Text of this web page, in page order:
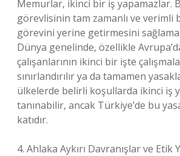
Memurlar, ikinci bir iş yapamazlar.
görevlisinin tam zamanlı ve verimli
görevini yerine getirmesini
Dünya genelinde, özellikle
çalışanlarının ikinci bir işte
sınırlandırılır ya da tamamen
ülkelerde belirli koşullarda ikinci iş
tanınabilir, ancak Türkiye’de bu
katıdır.
4. Ahlaka Aykırı Davranışlar ve Etik